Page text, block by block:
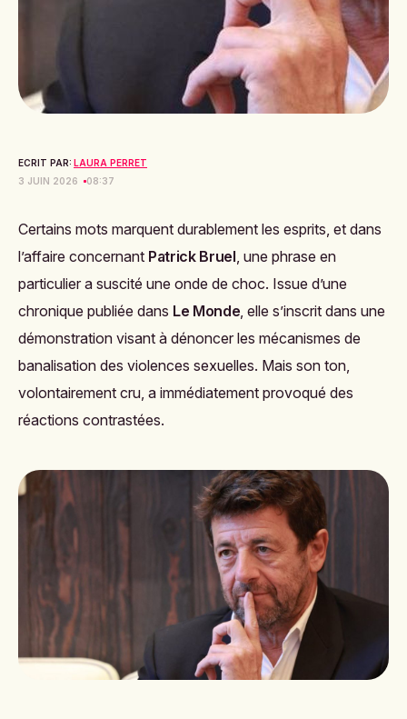
ECRIT PAR: LAURA PERRET
3 JUIN 2026
08:37
Certains mots marquent durablement les esprits, et dans
l’affaire concernant Patrick Bruel, une phrase en
particulier a suscité une onde de choc. Issue d’une
chronique publiée dans Le Monde, elle s’inscrit dans une
démonstration visant à dénoncer les mécanismes de
banalisation des violences sexuelles. Mais son ton,
volontairement cru, a immédiatement provoqué des
réactions contrastées.